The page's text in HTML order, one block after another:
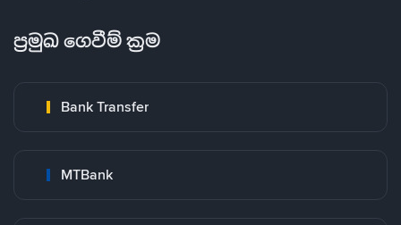
ප්‍රමුඛ ගෙවීම් ක්‍රම
Bank Transfer
MTBank